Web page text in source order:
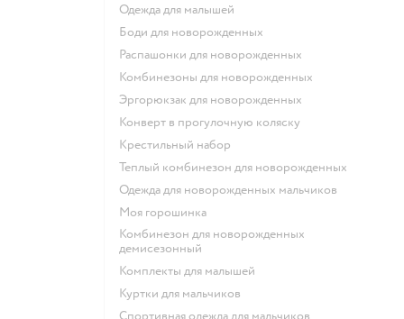
Одежда для малышей
Боди для новорожденных
Распашонки для новорожденных
Комбинезоны для новорожденных
Эргорюкзак для новорожденных
Конверт в прогулочную коляску
Крестильный набор
Теплый комбинезон для новорожденных
Одежда для новорожденных мальчиков
Моя горошинка
Комбинезон для новорожденных
демисезонный
Комплекты для малышей
Куртки для мальчиков
Спортивная одежда для мальчиков